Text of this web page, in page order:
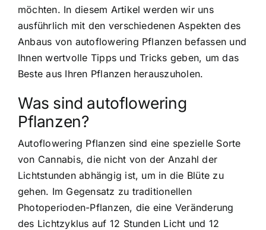
möchten. In diesem Artikel werden wir uns
ausführlich mit den verschiedenen Aspekten des
Anbaus von autoflowering Pflanzen befassen und
Ihnen wertvolle Tipps und Tricks geben, um das
Beste aus Ihren Pflanzen herauszuholen.
Was sind autoflowering
Pflanzen?
Autoflowering Pflanzen sind eine spezielle Sorte
von Cannabis, die nicht von der Anzahl der
Lichtstunden abhängig ist, um in die Blüte zu
gehen. Im Gegensatz zu traditionellen
Photoperioden-Pflanzen, die eine Veränderung
des Lichtzyklus auf 12 Stunden Licht und 12